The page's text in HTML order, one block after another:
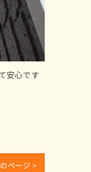
安心です
ページ >